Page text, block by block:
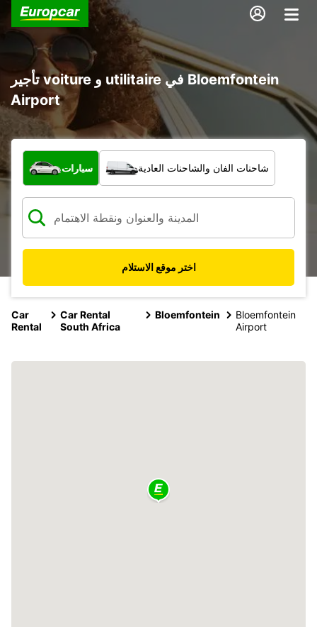
تأجير voiture و utilitaire في Bloemfontein
Airport
ما نوع المركبة؟
سيارات شاحنات الفان والشاحنات العادية
اختر موقع الاستلام
Car
Rental
Car Rental
South Africa
Bloemfontein
Bloemfontein
Airport